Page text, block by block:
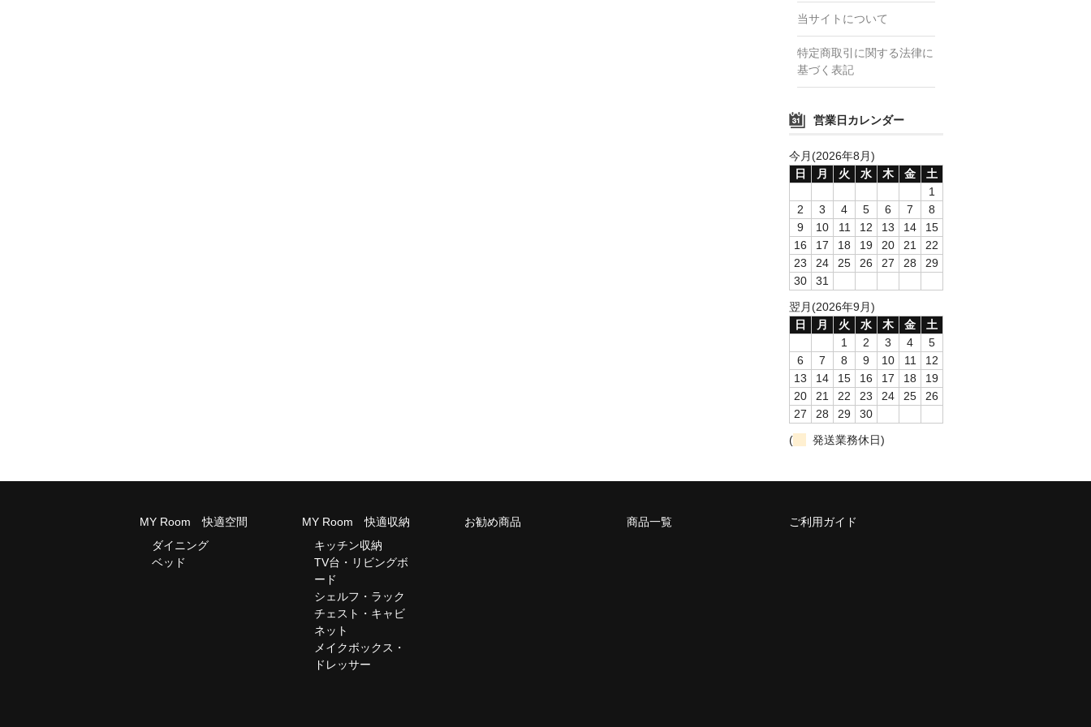
当サイトについて
特定商取引に関する法律に
基づく表記
営業日カレンダー
今月(2026年8月)
日
月 火 水 木 金
土
1
2
3 4 5 6 7
8
9
10 11 12 13 14
15
16
17 18 19 20 21
22
23
24 25 26 27 28
29
30
31
翌月(2026年9月)
日
月 火 水 木 金
土
1
2 3 4
5
6
7 8 9 10 11
12
13
14 15 16 17 18
19
20
21 22 23 24 25
26
27
28 29
30
(
発送業務休日)
MY Room 快適空間
ダイニング
ベッド
MY Room 快適収納
キッチン収納
TV台・リビングボ
ード
シェルフ・ラック
チェスト・キャビ
ネット
メイクボックス・
ドレッサー
お勧め商品 商品一覧 ご利用ガイド